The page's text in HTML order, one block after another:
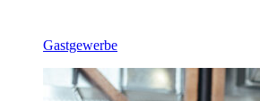
Gastgewerbe